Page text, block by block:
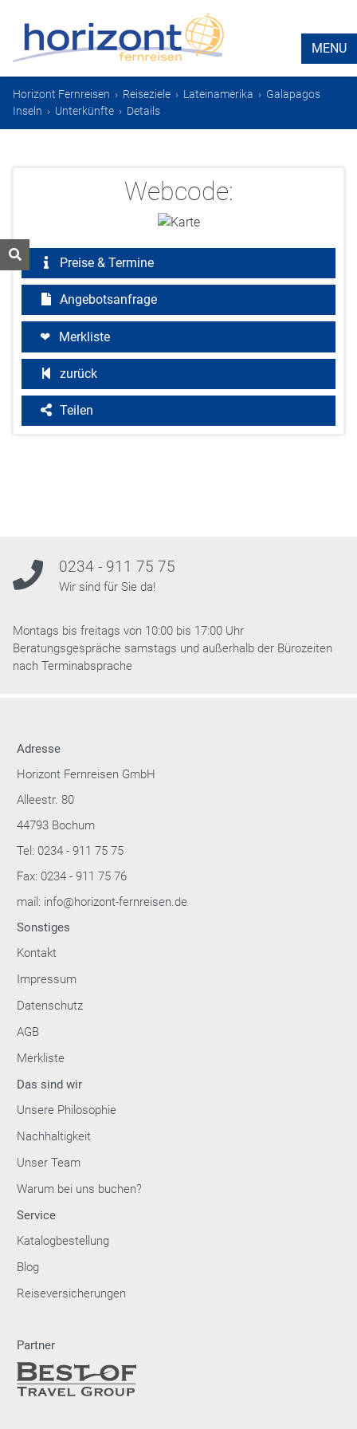
MENU
Horizont Fernreisen › Reiseziele › Lateinamerika › Galapagos
Inseln › Unterkünfte › Details
Webcode:
Preise & Termine
Angebotsanfrage
Merkliste
zurück
Teilen
0234 - 911 75 75
Wir sind für Sie da!
Montags bis freitags von 10:00 bis 17:00 Uhr
Beratungsgespräche samstags und außerhalb der Bürozeiten
nach Terminabsprache
Adresse
Horizont Fernreisen GmbH
Alleestr. 80
44793 Bochum
Tel: 0234 - 911 75 75
Fax: 0234 - 911 75 76
mail: info@horizont-fernreisen.de
Sonstiges
Kontakt
Impressum
Datenschutz
AGB
Merkliste
Das sind wir
Unsere Philosophie
Nachhaltigkeit
Unser Team
Warum bei uns buchen?
Service
Katalogbestellung
Blog
Reiseversicherungen
Partner